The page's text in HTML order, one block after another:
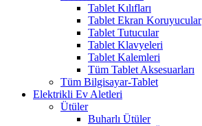
Tablet Kılıfları
Tablet Ekran Koruyucular
Tablet Tutucular
Tablet Klavyeleri
Tablet Kalemleri
Tüm Tablet Aksesuarları
Tüm Bilgisayar-Tablet
Elektrikli Ev Aletleri
Ütüler
Buharlı Ütüler